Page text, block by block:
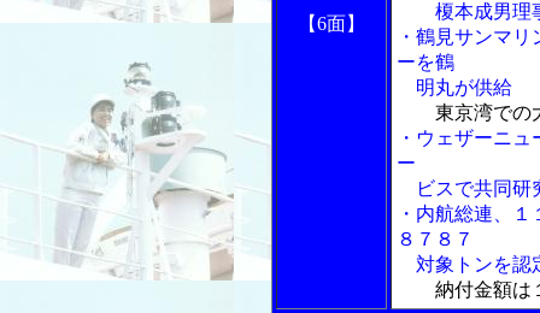
【6面】
榎本成男理事
・鶴見サンマ
ーを鶴
明丸が供給
東京湾での
・ウェザーニ
ー
ビスで共同研
・内航総連、
８７８７
対象トンを認
納付金額